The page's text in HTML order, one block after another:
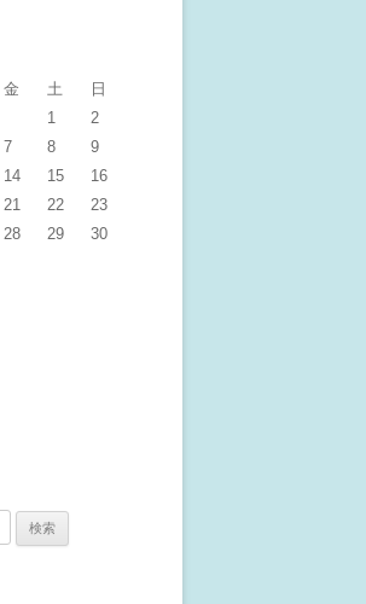
金 土
日
1
2
7 8
9
14 15
16
21 22
23
28 29
30